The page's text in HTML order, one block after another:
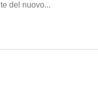
del nuovo...